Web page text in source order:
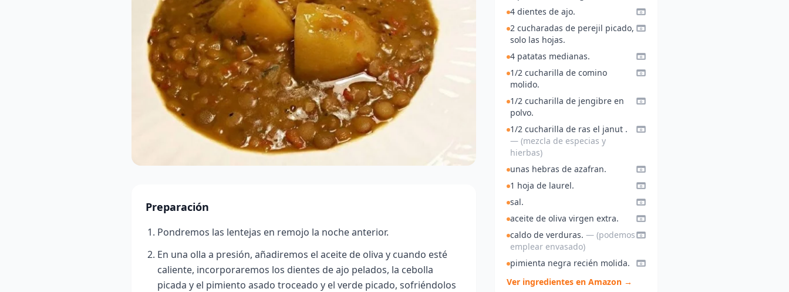
Preparación
Pondremos las lentejas en remojo la noche anterior.
En una olla a presión, añadiremos el aceite de oliva y cuando esté
caliente, incorporaremos los dientes de ajo pelados, la cebolla
picada y el pimiento asado troceado y el verde picado, sofriéndolos
4 dientes de ajo.
2 cucharadas de perejil picado,
solo las hojas.
4 patatas medianas.
1/2 cucharilla de comino
molido.
1/2 cucharilla de jengibre en
polvo.
1/2 cucharilla de ras el janut .
— (mezcla de especias y
hierbas)
unas hebras de azafran.
1 hoja de laurel.
sal.
aceite de oliva virgen extra.
caldo de verduras. — (podemos
emplear envasado)
pimienta negra recién molida.
Ver ingredientes en Amazon →